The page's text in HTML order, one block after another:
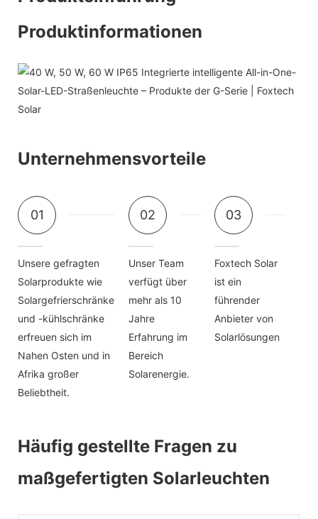
Produktinformationen
Unternehmensvorteile
01
Unsere gefragten
Solarprodukte wie
Solargefrierschränke
und -kühlschränke
erfreuen sich im
Nahen Osten und in
Afrika großer
Beliebtheit.
02
Unser Team
verfügt über
mehr als 10
Jahre
Erfahrung im
Bereich
Solarenergie.
03
Foxtech Solar
ist ein
führender
Anbieter von
Solarlösungen
Häufig gestellte Fragen zu
maßgefertigten Solarleuchten